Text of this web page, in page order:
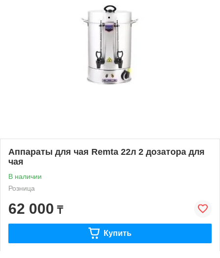
Аппараты для чая Remta 22л 2 дозатора для
чая
В наличии
Розница
62 000 ₸
Купить